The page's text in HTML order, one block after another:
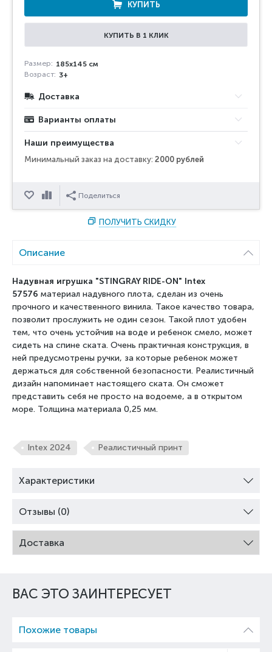
КУПИТЬ
КУПИТЬ В 1 КЛИК
Размер: 185х145 см
Возраст: 3+
Доставка
Варианты оплаты
Наши преимущества
Минимальный заказ на доставку: 2000 рублей
ОтложитьСравнитьПоделиться
ПОЛУЧИТЬ СКИДКУ
Описание
Надувная игрушка "STINGRAY RIDE-ON" Intex
57576 материал надувного плота, сделан из очень
прочного и качественного винила. Такое качество товара,
позволит прослужить не один сезон. Такой плот удобен
тем, что очень устойчив на воде и ребенок смело, может
сидеть на спине ската. Очень практичная конструкция, в
ней предусмотрены ручки, за которые ребенок может
держаться для собственной безопасности. Реалистичный
дизайн напоминает настоящего ската. Он сможет
представить себя не просто на водоеме, а в открытом
море. Толщина материала 0,25 мм.
Intex 2024 Реалистичный принт
Характеристики
Отзывы (0)
Доставка
ВАС ЭТО ЗАИНТЕРЕСУЕТ
Похожие товары